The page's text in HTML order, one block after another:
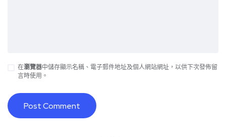
在瀏覽器中儲存顯示名稱、電子郵件地址及個人網站網址，以供下次發佈留
言時使用。